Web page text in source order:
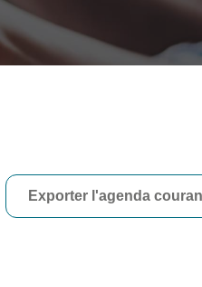
Exporter l'agenda